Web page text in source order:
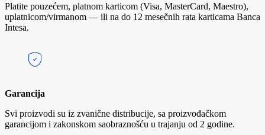
Platite pouzećem, platnom karticom (Visa, MasterCard, Maestro),
uplatnicom/virmanom — ili na do 12 mesečnih rata karticama Banca
Intesa.
Garancija
Svi proizvodi su iz zvanične distribucije, sa proizvođačkom
garancijom i zakonskom saobraznošću u trajanju od 2 godine.